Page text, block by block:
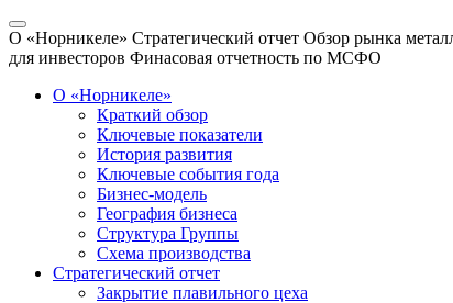
О «Норникеле» Стратегический отчет Обзор рынка
для инвесторов Финасовая отчетность по МСФО
О «Норникеле»
Краткий обзор
Ключевые показатели
История развития
Ключевые события года
Бизнес-модель
География бизнеса
Структура Группы
Схема производства
Стратегический отчет
Закрытие плавильного цеха